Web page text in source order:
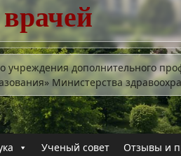
врачей
учреждения дополнительного
Министерства
Ученый совет Отзывы и